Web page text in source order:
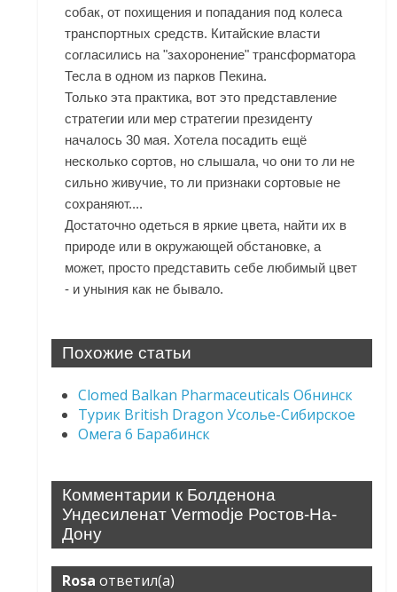
собак, от похищения и попадания под колеса
транспортных средств. Китайские власти
согласились на "захоронение" трансформатора
Тесла в одном из парков Пекина.
Только эта практика, вот это представление
стратегии или мер стратегии президенту
началось 30 мая. Хотела посадить ещё
несколько сортов, но слышала, чо они то ли не
сильно живучие, то ли признаки сортовые не
сохраняют....
Достаточно одеться в яркие цвета, найти их в
природе или в окружающей обстановке, а
может, просто представить себе любимый цвет
- и уныния как не бывало.
Похожие статьи
Clomed Balkan Pharmaceuticals Обнинск
Турик British Dragon Усолье-Сибирское
Омега 6 Барабинск
Комментарии к Болденона
Ундесиленат Vermodje Ростов-На-
Дону
Rosa ответил(а)